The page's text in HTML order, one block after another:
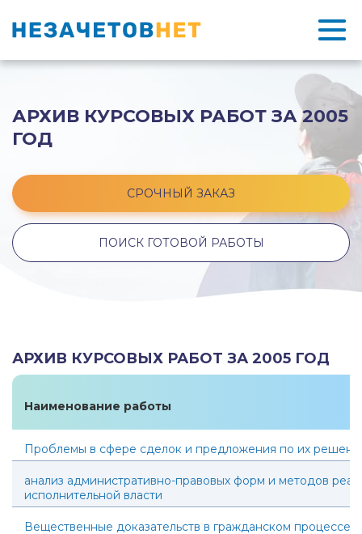
АРХИВ КУРСОВЫХ РАБОТ ЗА 2005
ГОД
СРОЧНЫЙ ЗАКАЗ
ПОИСК ГОТОВОЙ РАБОТЫ
АРХИВ КУРСОВЫХ РАБОТ ЗА 2005 ГОД
Наименование работы
Проблемы в сфере сделок и предложения по их
анализ административно-правовых форм и методов
исполнительной власти
Вещественные доказательств в гражданском процессе